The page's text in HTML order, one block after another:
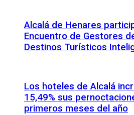
Alcalá de Henares
Encuentro de Gestores
Destinos Turísticos
Los hoteles de Alcalá
15,49% sus
primeros meses del año